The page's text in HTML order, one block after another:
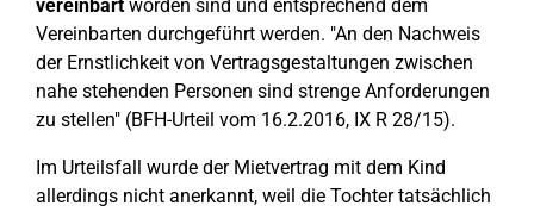
vereinbartworden sind und entsprechend dem
Vereinbarten durchgeführt werden. "An den Nachweis
der Ernstlichkeit von Vertragsgestaltungen zwischen
nahe stehenden Personen sind strenge Anforderungen
zu stellen" (BFH-Urteil vom 16.2.2016, IX R 28/15).
Im Urteilsfall wurde der Mietvertrag mit dem Kind
allerdings nicht anerkannt, weil die Tochter tatsächlich